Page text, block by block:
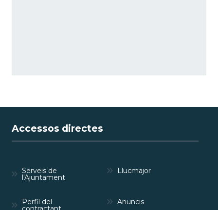
Accessos directes
Serveis de
l'Ajuntament
Llucmajor
Perfil del Anuncis